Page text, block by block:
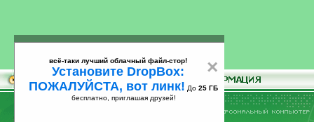
×
всё-таки лучший облачный файл-стор!
Установите DropBox:
ПОЖАЛУЙСТА, вот линк! До 25 ГБ
бесплатно, приглашая друзей!